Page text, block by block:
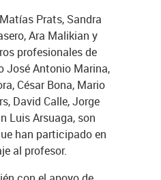
Prats, Sandra
Ara Malikian y
profesionales de
José Antonio Marina,
César Bona, Mario
David Calle, Jorge
Luis Arsuaga, son
han participado en
al profesor.